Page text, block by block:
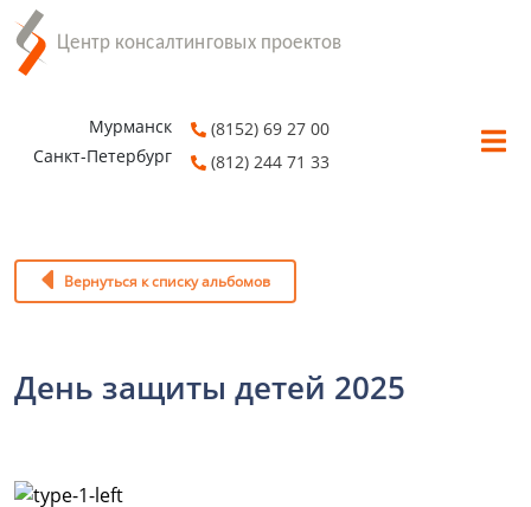
Мурманск
Санкт-Петербург
(8152) 69 27 00
(812) 244 71 33
Вернуться к списку альбомов
День защиты детей 2025